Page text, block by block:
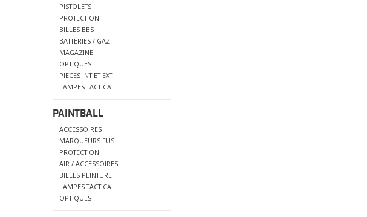
PISTOLETS
PROTECTION
BILLES BBS
BATTERIES / GAZ
MAGAZINE
OPTIQUES
PIECES INT ET EXT
LAMPES TACTICAL
PAINTBALL
ACCESSOIRES
MARQUEURS FUSIL
PROTECTION
AIR / ACCESSOIRES
BILLES PEINTURE
LAMPES TACTICAL
OPTIQUES